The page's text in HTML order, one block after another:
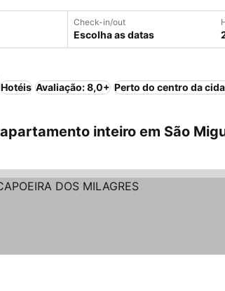
Check-in/out
Escolha as datas
Hotéis Avaliação: 8,0+ Perto do centro da
inteiro em São